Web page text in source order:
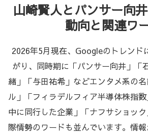
山崎賢人とパンサー向
動向と関連ワ
2026年5月現在、Googleのトレンド
がり、同時期に「パンサー向井」「
緒」「与田祐希」などエンタメ系の
ル」「フィラデルフィア半導体株指
中に同行した企業」「ナフサショッ
際情勢のワードも並んでいます。情報